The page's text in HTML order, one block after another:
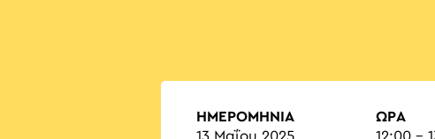
ΗΜΕΡΟΜΗΝΙΑ
ΏΡΑ